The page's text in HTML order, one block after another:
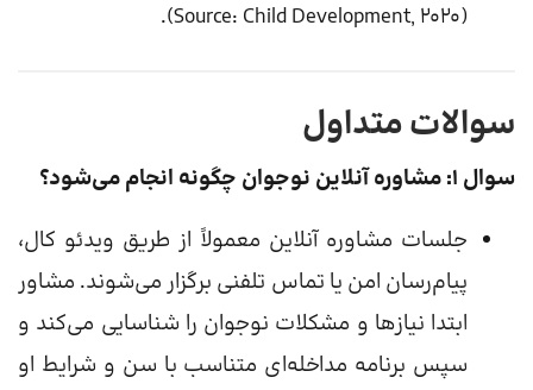
(Source: Child Development, 2020).
سوالات متداول
سوال ۱: مشاوره آنلاین نوجوان چگونه انجام می‌شود؟
جلسات مشاوره آنلاین معمولاً از طریق ویدئو کال،
پیام‌رسان امن یا تماس تلفنی برگزار می‌شوند. مشاور
ابتدا نیازها و مشکلات نوجوان را شناسایی می‌کند و
سپس برنامه مداخله‌ای متناسب با سن و شرایط او